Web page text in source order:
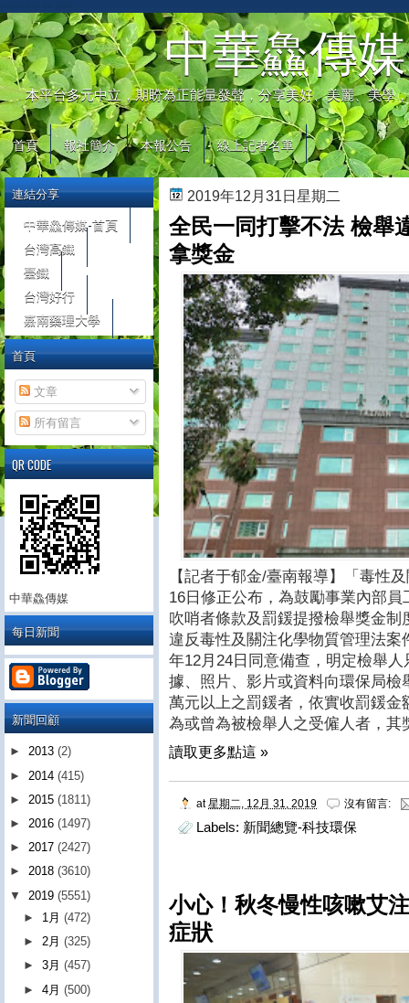
中華鱻傳媒
本平台多元中立，期盼為正能量發聲，分享美好、美麗、美學
首頁 報社簡介 本報公告 線上記者名單
2019年12月31日星期二
全民一同打擊不法 檢舉
拿獎金
【記者于郁金/臺南報導】「毒性
16日修正公布，為鼓勵事業內部
吹哨者條款及罰鍰提撥檢舉獎金
違反毒性及關注化學物質管理法
年12月24日同意備查，明定檢舉
據、照片、影片或資料向環保局
萬元以上之罰鍰者，依實收罰鍰
為或曾為被檢舉人之受僱人者，其
讀取更多點這 »
at 星期二, 12月 31, 2019 沒有留言:
Labels: 新聞總覽-科技環保
小心！秋冬慢性咳嗽艾
症狀
連結分享
中華鱻傳媒-首頁
台灣高鐵
臺鐵
台灣好行
嘉南藥理大學
首頁
文章
所有留言
QR CODE
中華鱻傳媒
每日新聞
新聞回顧
► 2013 (2)
► 2014 (415)
► 2015 (1811)
► 2016 (1497)
► 2017 (2427)
► 2018 (3610)
▼ 2019 (5551)
► 1月(472)
►2月(325)
►3月(457)
►4月(500)